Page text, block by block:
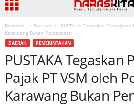
Beranda Daerah
PUSTAKA Tegaskan
Karawang Bukan Pemerasan
DAERAH PEMERINTAHAN
PUSTAKA Tegaskan
Pajak PT VSM oleh
Karawang Bukan